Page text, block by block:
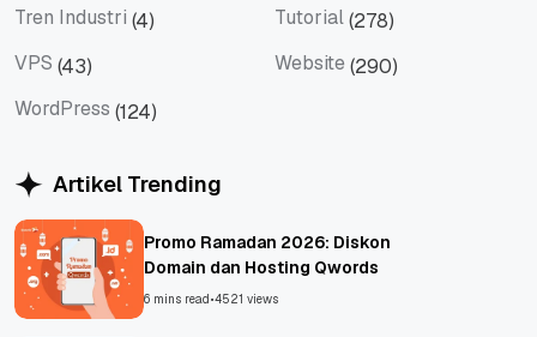
Tren Industri (4) Tutorial(278)
VPS (43) Website (290)
WordPress (124)
Artikel Trending
Promo Ramadan 2026: Diskon
Domain dan Hosting Qwords
6 mins read •4521 views